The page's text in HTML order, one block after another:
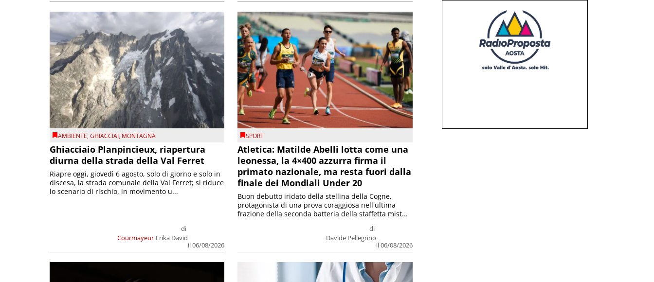
AMBIENTE,GHIACCIAI, MONTAGNA
Ghiacciaio Planpincieux, riapertura
diurna della strada della Val Ferret
Courmayeur
di
Erika David
il 06/08/2026
Riapre oggi, giovedì 6 agosto, solo di giorno e solo in
discesa, la strada comunale della Val Ferret; si riduce
lo scenario di rischio, in movimento u...
SPORT
Atletica: Matilde Abelli lotta come una
leonessa, la 4×400 azzurra firma il
primato nazionale, ma resta fuori dalla
finale dei Mondiali Under 20
di
Davide Pellegrino
il 06/08/2026
Buon debutto iridato della stellina della Cogne,
protagonista di una prova coraggiosa nell'ultima
frazione della seconda batteria della staffetta mist...